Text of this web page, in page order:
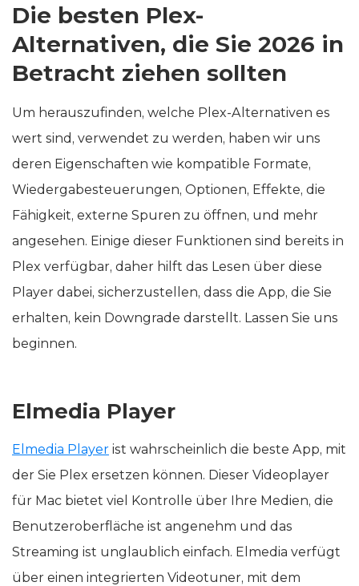
Die besten Plex-
Alternativen, die Sie 2026 in
Betracht ziehen sollten
Um herauszufinden, welche Plex-Alternativen es
wert sind, verwendet zu werden, haben wir uns
deren Eigenschaften wie kompatible Formate,
Wiedergabesteuerungen, Optionen, Effekte, die
Fähigkeit, externe Spuren zu öffnen, und mehr
angesehen. Einige dieser Funktionen sind bereits in
Plex verfügbar, daher hilft das Lesen über diese
Player dabei, sicherzustellen, dass die App, die Sie
erhalten, kein Downgrade darstellt. Lassen Sie uns
beginnen.
Elmedia Player
Elmedia Player ist wahrscheinlich die beste App, mit
der Sie Plex ersetzen können. Dieser Videoplayer
für Mac bietet viel Kontrolle über Ihre Medien, die
Benutzeroberfläche ist angenehm und das
Streaming ist unglaublich einfach. Elmedia verfügt
über einen integrierten Videotuner, mit dem